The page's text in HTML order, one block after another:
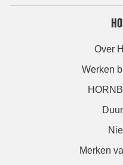
Over
Werken
Merken